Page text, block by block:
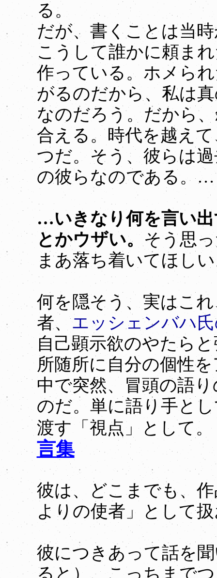
る。
だが、書くことは当
こうして誰かに頼ま
作っている。ホメら
がるのだから、私は
なのだろう。だから
合える。時代を越え
つだ。そう、彼らは
の彼らなのである。…
…いきなり何を言い
とかウザい。 そう思
まあ落ち着いてほし
何を隠そう、実はこ
者、エッシェンバハ
自己顕示欲のやたら
所随所に自分の個性
中で突然、冒頭の語
のだ。単に語り手と
渡す「視点」として
言集
彼は、どこまでも、
よりの使者」として
彼につきあって話を
ると）、こっちまで